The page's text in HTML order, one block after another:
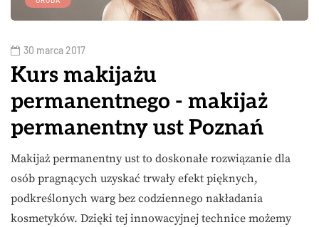
30 marca 2017
Kurs makijażu
permanentnego - makijaż
permanentny ust Poznań
Makijaż permanentny ust to doskonałe rozwiązanie dla
osób pragnących uzyskać trwały efekt pięknych,
podkreślonych warg bez codziennego nakładania
kosmetyków. Dzięki tej innowacyjnej technice możemy